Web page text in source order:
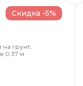
грунт,
0.37 м
Скидка -5%